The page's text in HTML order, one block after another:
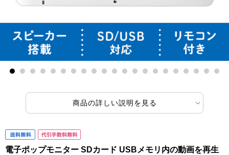
10 11 12 13 14 15 16 17 18 19 20
商品の詳しい説明を見る
電子ポップモニター SDカード USBメモリ内の動画を再生